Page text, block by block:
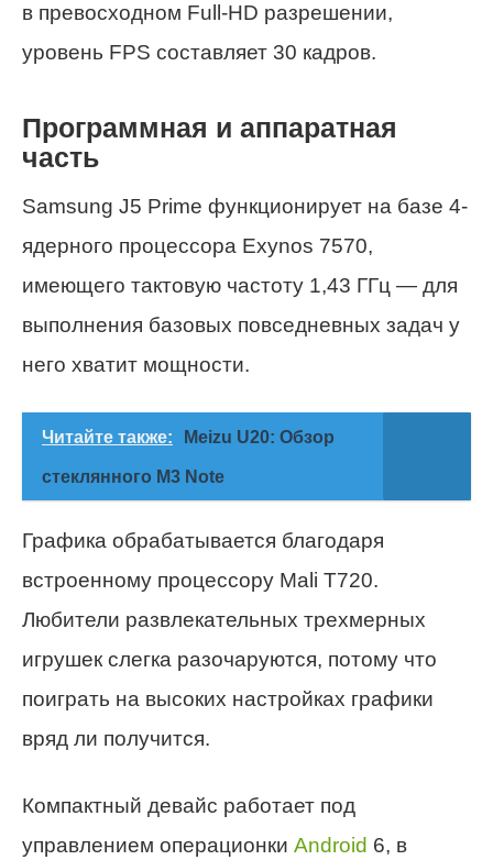
в превосходном Full-HD разрешении,
уровень FPS составляет 30 кадров.
Программная и аппаратная
часть
Samsung J5 Prime функционирует на базе 4-
ядерного процессора Exynos 7570,
имеющего тактовую частоту 1,43 ГГц — для
выполнения базовых повседневных задач у
него хватит мощности.
Читайте также: Meizu U20: Обзор
стеклянного M3 Note
Графика обрабатывается благодаря
встроенному процессору Mali T720.
Любители развлекательных трехмерных
игрушек слегка разочаруются, потому что
поиграть на высоких настройках графики
вряд ли получится.
Компактный девайс работает под
управлением операционки Android 6, в